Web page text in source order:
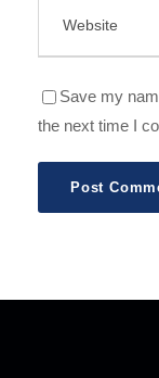
Save my
the next time I